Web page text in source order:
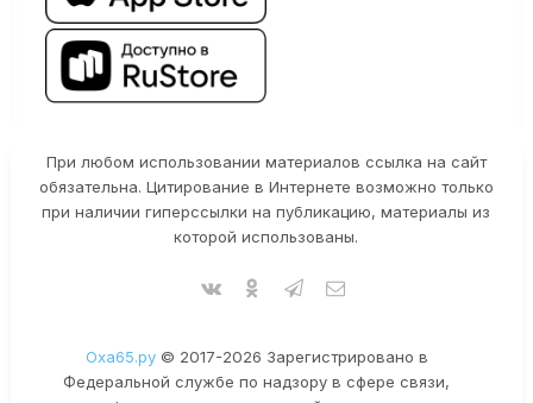
При любом использовании материалов ссылка на сайт
обязательна. Цитирование в Интернете возможно только
при наличии гиперссылки на публикацию, материалы из
которой использованы.
Оха65.ру© 2017-2026 Зарегистрировано в
Федеральной службе по надзору в сфере связи,